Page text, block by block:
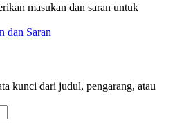
masukan dan saran untuk
Saran
kunci dari judul, pengarang, atau